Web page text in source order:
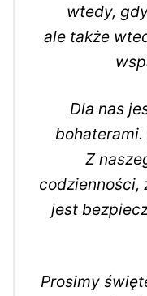
wtedy,
ale także
Dla nas
bohaterami.
Z
codzienności,
jest
Prosimy